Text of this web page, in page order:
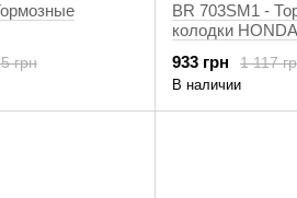
грн
BR 703SM1 -
колодки
65 00-,KLX 125
DR 125 91-00,
1 117
933 грн
В наличии